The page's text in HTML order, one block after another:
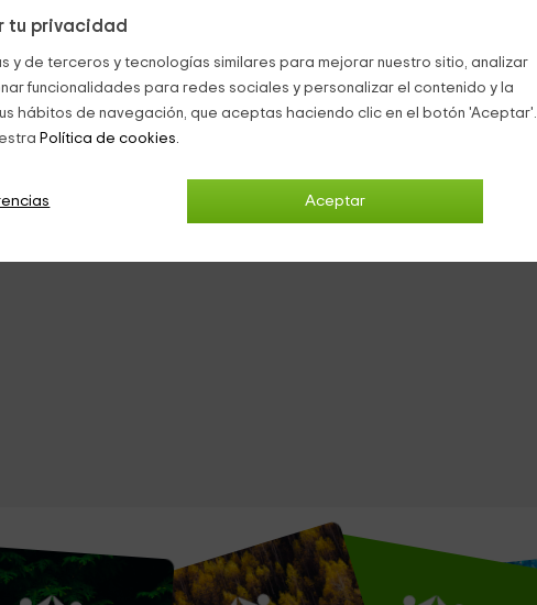
tu privacidad
y de terceros y tecnologías similares para mejorar nuestro sitio, analizar
funcionalidades para redes sociales y personalizar el contenido y la
hábitos de navegación, que aceptas haciendo clic en el botón 'Aceptar'.
Política de cookies.
Aceptar